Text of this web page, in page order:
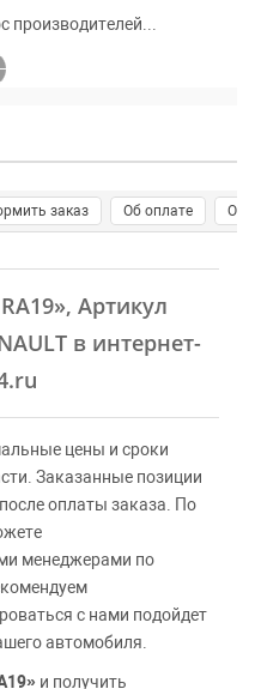
производителей...
заказ Об оплате О
, Артикул
в интернет-
цены и сроки
Заказанные позиции
оплаты заказа. По
менеджерами по
с нами подойдет
автомобиля.
и получить